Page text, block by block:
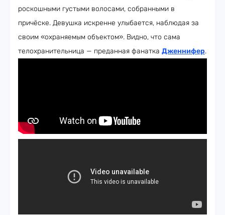
роскошными густыми волосами, собранными в
причёске. Девушка искренне улыбается, наблюдая за
своим «охраняемым объектом». Видно, что сама
телохранительница — преданная фанатка Дженнифер.